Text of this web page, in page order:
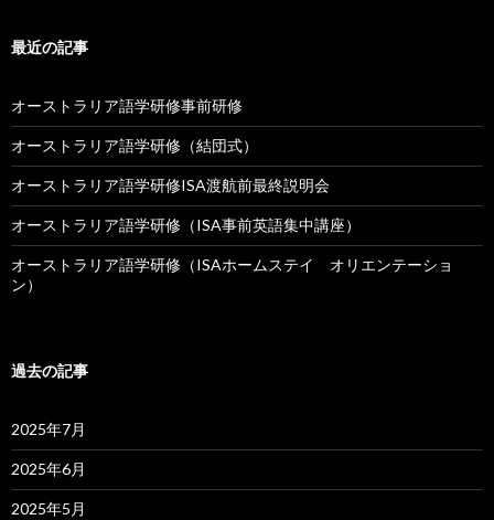
最近の記事
オーストラリア語学研修事前研修
オーストラリア語学研修（結団式）
オーストラリア語学研修ISA渡航前最終説明会
オーストラリア語学研修（ISA事前英語集中講座）
オーストラリア語学研修（ISAホームステイ オリエンテーショ
ン）
過去の記事
2025年7月
2025年6月
2025年5月